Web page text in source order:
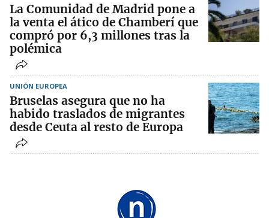
La Comunidad de Madrid pone a
la venta el ático de Chamberí que
compró por 6,3 millones tras la
polémica
UNIÓN EUROPEA
Bruselas asegura que no ha
habido traslados de migrantes
desde Ceuta al resto de Europa